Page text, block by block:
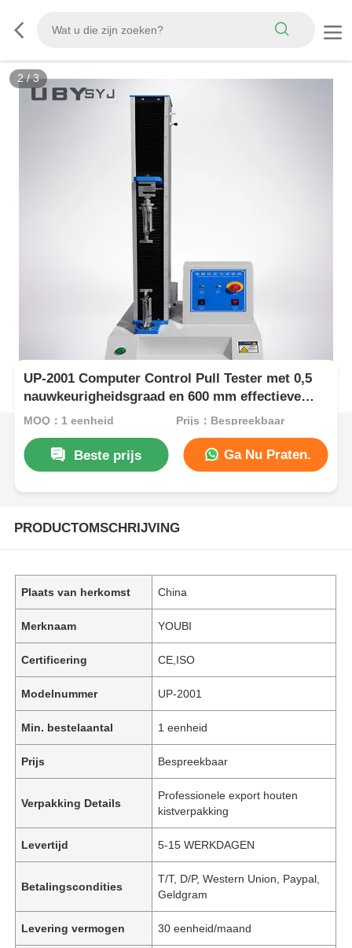
3/3
UP-2001 Computer Control Pull Tester met 0,5
nauwkeurigheidsgraad en 600 mm effectieve
testruimte voor kleding
MOQ：1 eenheid Prijs：Bespreekbaar
Beste prijs Ga Nu Praten.
PRODUCTOMSCHRIJVING
Plaats van herkomst China
Merknaam YOUBI
Certificering CE,ISO
Modelnummer UP-2001
Min. bestelaantal 1 eenheid
Prijs Bespreekbaar
Verpakking Details
Professionele export houten
kistverpakking
Levertijd 5-15 WERKDAGEN
Betalingscondities
T/T, D/P, Western Union, Paypal,
Geldgram
Levering vermogen 30 eenheid/maand